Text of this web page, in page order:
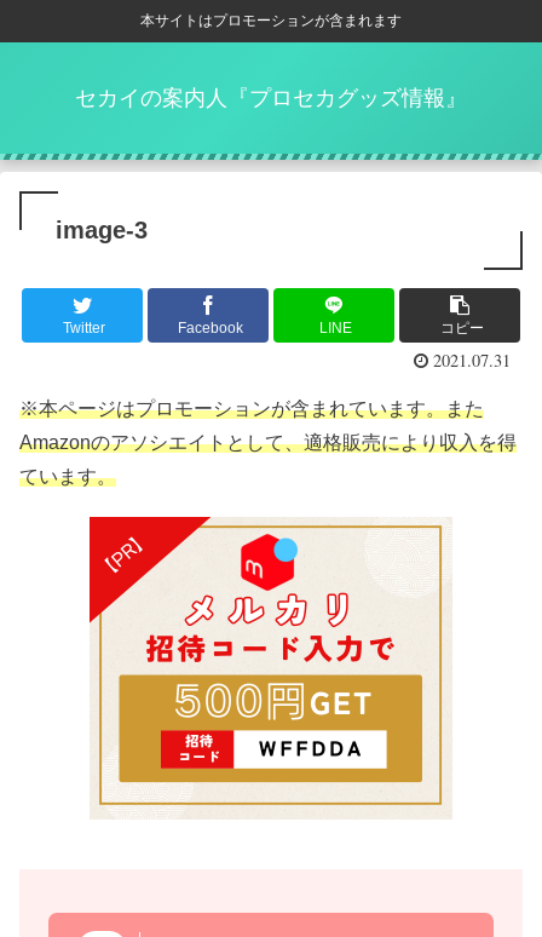
本サイトはプロモーションが含まれます
セカイの案内人『プロセカグッズ情報』
image-3
Twitter Facebook LINE コピー
2021.07.31
※本ページはプロモーションが含まれています。また
Amazonのアソシエイトとして、適格販売により収入を得
ています。